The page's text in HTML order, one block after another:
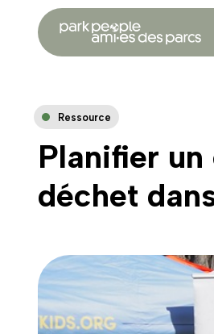
Ressource
Planifier
déchet